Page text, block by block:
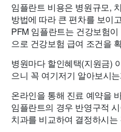
임플란트 비용은 병원규모,
방법에 따라 큰 편차를 보이
PFM 임플란트는 건강보험
으로 건강보험 급여 조건을
병원마다 할인혜택(지원금)
으니 꼭 여기저기 알아보시
온라인을 통해 진료 예약을
임플란트의 경우 반영구적
치과를 비교하여 결정하시